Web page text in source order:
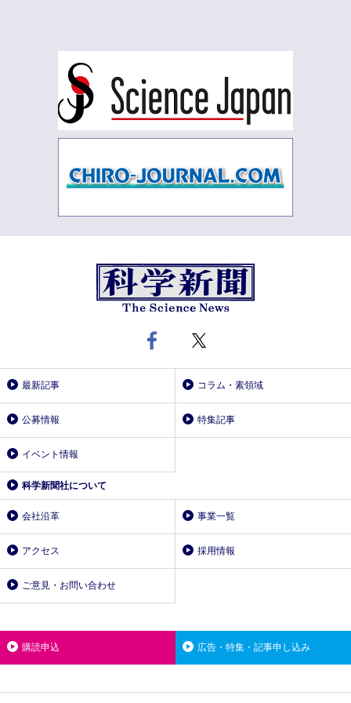
最新記事 コラム・素領域
公募情報 特集記事
イベント情報
科学新聞社について
会社沿革 事業一覧
アクセス 採用情報
ご意見・お問い合わせ
購読申込 広告・特集・記事申し込み